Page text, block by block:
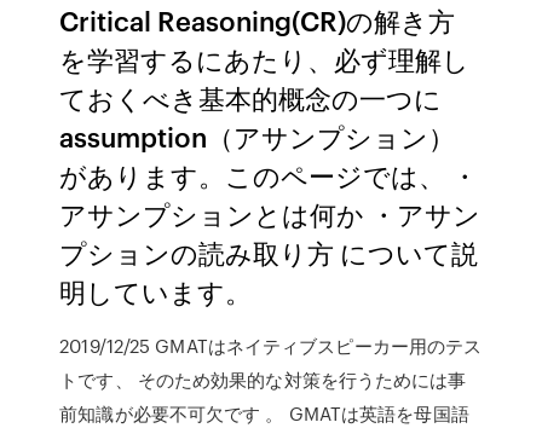
Critical Reasoning(CR)の解き方
を学習するにあたり、必ず理解し
ておくべき基本的概念の一つに
assumption（アサンプション）
があります。このページでは、 ・
アサンプションとは何か ・アサン
プションの読み取り方 について説
明しています。
2019/12/25 GMATはネイティブスピーカー用のテス
トです、 そのため効果的な対策を行うためには事
前知識が必要不可欠です 。 GMATは英語を母国語